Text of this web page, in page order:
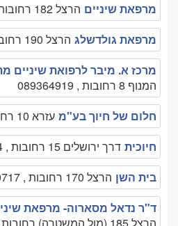
מרפאת שיניים הרצל 182 רחובות , 089466490
מרפאת גולדשלג הרצל 190 רחובות , 089467283
מרכז א. מיבר לרפואת שיניים
המנוף 8 רחובות , 089364919
חלום של חיוך בע"מ עזרא 10 רחובות , 089348183
חיוכית דרך ירושלים 15 רחובות , 089457774
בית השן הרצל 170 רחובות , 0547980717
ד"ר נדאל מסארוה- מרפאת